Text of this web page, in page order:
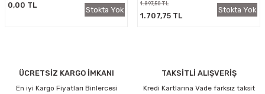
0,00 TL Stokta Yok
1.897,50 TL
1.707,75 TL
Stokta Yok
ÜCRETSİZ KARGO İMKANI
En iyi Kargo Fiyatları Binlercesi
TAKSİTLİ ALIŞVERİŞ
Kredi Kartlarına Vade farksız taksit